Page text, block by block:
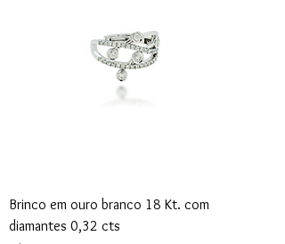
Brinco em ouro branco 18 Kt. com
diamantes 0,32 cts